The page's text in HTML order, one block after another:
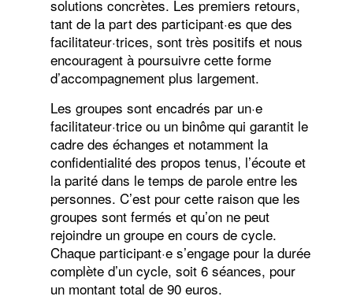
solutions concrètes. Les premiers retours,
tant de la part des participant·es que des
facilitateur·trices, sont très positifs et nous
encouragent à poursuivre cette forme
d’accompagnement plus largement.
Les groupes sont encadrés par un·e
facilitateur·trice ou un binôme qui garantit le
cadre des échanges et notamment la
confidentialité des propos tenus, l’écoute et
la parité dans le temps de parole entre les
personnes. C’est pour cette raison que les
groupes sont fermés et qu’on ne peut
rejoindre un groupe en cours de cycle.
Chaque participant·e s’engage pour la durée
complète d’un cycle, soit 6 séances, pour
un montant total de 90 euros.